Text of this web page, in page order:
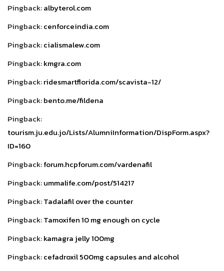
Pingback:albyterol.com
Pingback:cenforceindia.com
Pingback:cialismalew.com
Pingback:kmgra.com
Pingback:ridesmartflorida.com/scavista-12/
Pingback:bento.me/fildena
Pingback:
tourism.ju.edu.jo/Lists/AlumniInformation/DispForm.aspx?
ID=160
Pingback:forum.hcpforum.com/vardenafil
Pingback:ummalife.com/post/514217
Pingback:Tadalafil over the counter
Pingback:Tamoxifen 10 mg enough on cycle
Pingback:kamagra jelly 100mg
Pingback:cefadroxil 500mg capsules and alcohol